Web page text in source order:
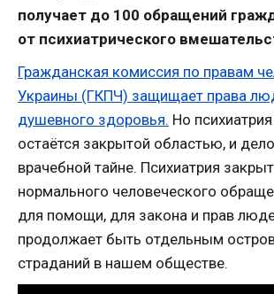
получает до 100 обращений
от психиатрического
Гражданская комиссия по правам
Украины (ГКПЧ) защищает права
душевного здоровья. Но
остаётся закрытой областью, и
врачебной тайне. Психиатрия
нормального человеческого
для помощи, для закона и прав
продолжает быть отдельным
страданий в нашем обществе.